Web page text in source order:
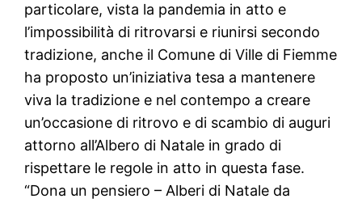
particolare, vista la pandemia in atto e
l’impossibilità di ritrovarsi e riunirsi secondo
tradizione, anche il Comune di Ville di Fiemme
ha proposto un’iniziativa tesa a mantenere
viva la tradizione e nel contempo a creare
un’occasione di ritrovo e di scambio di auguri
attorno all’Albero di Natale in grado di
rispettare le regole in atto in questa fase.
“Dona un pensiero – Alberi di Natale da